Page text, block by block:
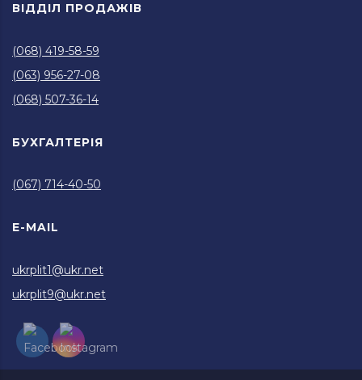
ВІДДІЛ ПРОДАЖІВ
(068) 419-58-59
(063) 956-27-08
(068) 507-36-14
БУХГАЛТЕРІЯ
(067) 714-40-50
E-MAIL
ukrplit1@ukr.net
ukrplit9@ukr.net